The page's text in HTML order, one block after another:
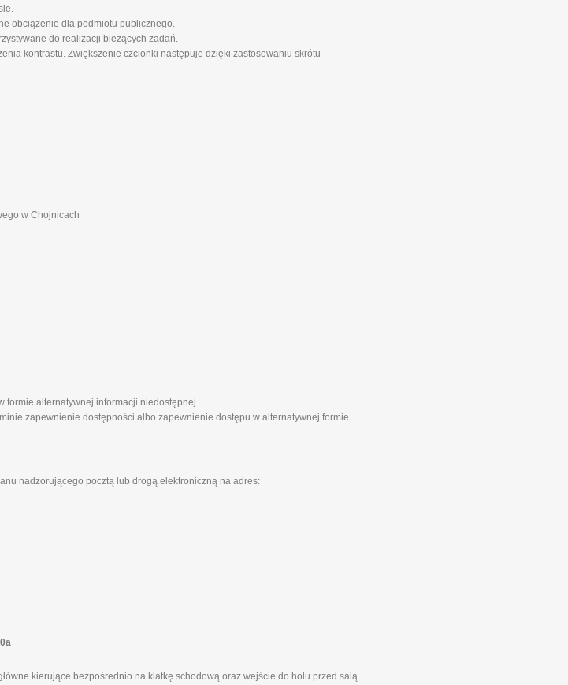
obciążenie dla podmiotu publicznego.
do realizacji bieżących zadań.
kontrastu. Zwiększenie czcionki następuje dzięki zastosowaniu skrótu
w Chojnicach
formie alternatywnej informacji niedostępnej.
zapewnienie dostępności albo zapewnienie dostępu w alternatywnej formie
nadzorującego pocztą lub drogą elektroniczną na adres:
kierujące bezpośrednio na klatkę schodową oraz wejście do holu przed salą